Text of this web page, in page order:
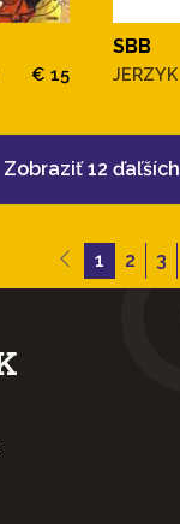
€ 15
SBB
JERZYK
Zobraziť 12 ďaľších
1 2 3